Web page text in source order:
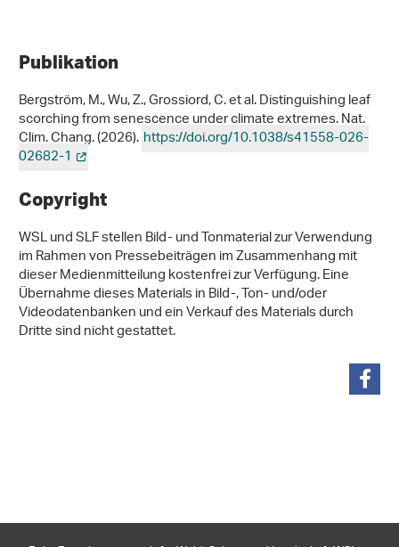
Publikation
Bergström, M., Wu, Z., Grossiord, C. et al. Distinguishing leaf
scorching from senescence under climate extremes. Nat.
Clim. Chang. (2026).https://doi.org/10.1038/s41558-026-
02682-1
Copyright
WSL und SLF stellen Bild- und Tonmaterial zur Verwendung
im Rahmen von Pressebeiträgen im Zusammenhang mit
dieser Medienmitteilung kostenfrei zur Verfügung. Eine
Übernahme dieses Materials in Bild-, Ton- und/oder
Videodatenbanken und ein Verkauf des Materials durch
Dritte sind nicht gestattet.